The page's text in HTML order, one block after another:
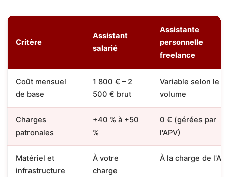
Critère
Assistant
salarié
Assistante
personnelle
freelance
Coût mensuel
de base
1 800 € – 2
500 € brut
Variable selon le
volume
Charges
patronales
+40 % à +50
%
0 € (gérées par
l'APV)
Matériel et
infrastructure
À votre
charge
À la charge de